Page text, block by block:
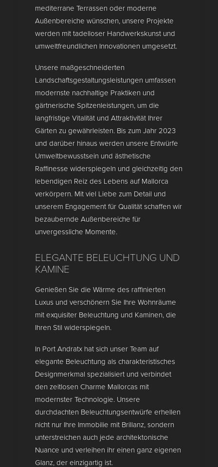
mediterrane Terrassen oder moderne
Außenbereiche wünschen, unsere Projekte
werden mit tadelloser Handwerkskunst und
umweltfreundlichen Innovationen umgesetzt.
Unsere maßgeschneiderten
Landschaftsgestaltungsleistungen umfassen
modernste nachhaltige Praktiken und
gärtnerische Spitzenleistungen, um die
langfristige Vitalität und Attraktivität Ihrer
Gärten zu gewährleisten. Bis zum Jahr 2023
und darüber hinaus werden unsere Entwürfe
Umweltbewusstsein und ästhetische
Raffinesse widerspiegeln und gleichzeitig den
lebendigen Reiz des Lebens auf Mallorca
verkörpern. Mit viel Liebe zum Detail und
unserem Engagement für Qualität schaffen wir
bezaubernde Außenbereiche für
unvergessliche Momente.
ELEGANTE BELEUCHTUNG UND
KAMINE
Genießen Sie die Wärme des raffinierten
Luxus und verschönern Sie Ihre Wohnräume
mit exquisiter Beleuchtung und Kaminen, die
Ihren Stil widerspiegeln.
In Port Andratx hat sich unser Team auf
elegante Beleuchtung als charakteristisches
Designmerkmal spezialisiert und verbindet
den zeitlosen Charme Mallorcas mit
modernster Technologie. Unsere
durchdachten Beleuchtungsentwürfe erhellen
nicht nur Ihre Immobilie mit Brillanz, sondern
unterstreichen auch jede architektonische
Nuance und verleihen ihr einen ganz eigenen
Glanz, der einzigartig ist.